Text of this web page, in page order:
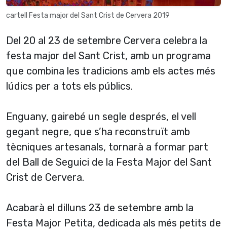
cartell Festa major del Sant Crist de Cervera 2019
Del 20 al 23 de setembre Cervera celebra la
festa major del Sant Crist, amb un programa
que combina les tradicions amb els actes més
lúdics per a tots els públics.
Enguany, gairebé un segle després, el vell
gegant negre, que s’ha reconstruït amb
tècniques artesanals, tornarà a formar part
del Ball de Seguici de la Festa Major del Sant
Crist de Cervera.
Acabarà el dilluns 23 de setembre amb la
Festa Major Petita, dedicada als més petits de